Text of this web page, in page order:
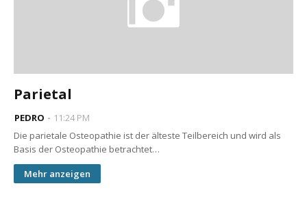
Parietal
PEDRO
11:24 PM
Die parietale Osteopathie ist der älteste Teilbereich und wird als
Basis der Osteopathie betrachtet…
Mehr anzeigen